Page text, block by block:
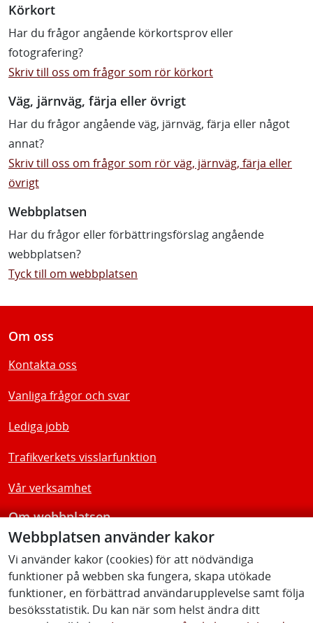
Webbplatsen använder kakor
Vi använder kakor (cookies) för att nödvändiga
funktioner på webben ska fungera, skapa utökade
funktioner, en förbättrad användarupplevelse samt följa
besöksstatistik. Du kan när som helst ändra ditt
Körkort
Har du frågor angående körkortsprov eller
fotografering?
Skriv till oss om frågor som rör körkort
Väg, järnväg, färja eller övrigt
Har du frågor angående väg, järnväg, färja eller något
annat?
Skriv till oss om frågor som rör väg, järnväg, färja eller
övrigt
Webbplatsen
Har du frågor eller förbättringsförslag angående
webbplatsen?
Tyck till om webbplatsen
Om oss
Kontakta oss
Vanliga frågor och svar
Lediga jobb
Trafikverkets visslarfunktion
Vår verksamhet
Om webbplatsen
Tillgänglighetsredogörelse
Följ oss